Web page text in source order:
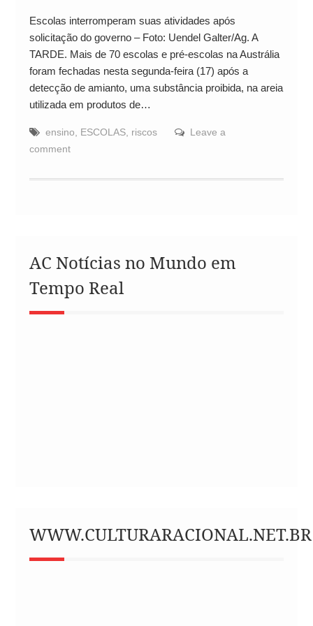
Escolas interromperam suas atividades após
solicitação do governo – Foto: Uendel Galter/Ag. A
TARDE. Mais de 70 escolas e pré-escolas na Austrália
foram fechadas nesta segunda-feira (17) após a
detecção de amianto, uma substância proibida, na areia
utilizada em produtos de…
ensino ESCOLAS, riscos
Leave a
comment
AC Notícias no Mundo em
Tempo Real
WWW.CULTURARACIONAL.NET.BR